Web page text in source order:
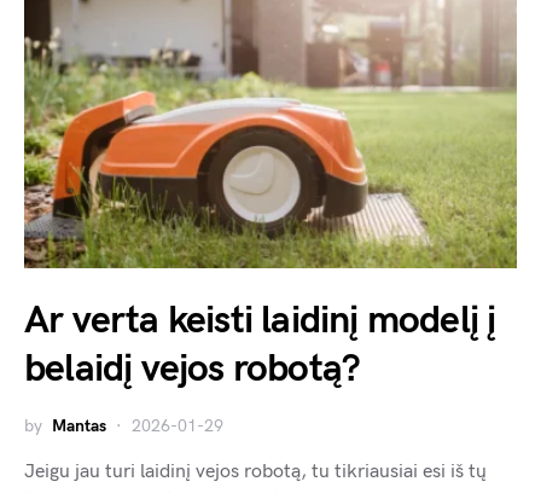
Ar verta keisti laidinį modelį į
belaidį vejos robotą?
by Mantas 2026-01-29
Jeigu jau turi laidinį vejos robotą, tu tikriausiai esi iš tų